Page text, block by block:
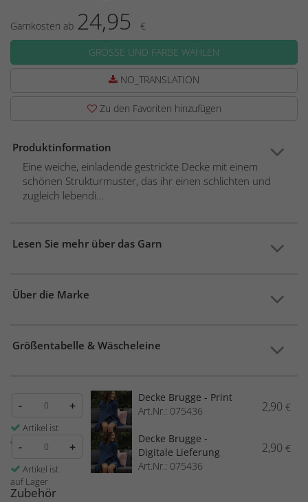
Garnkosten ab 24,95
€
GRÖSSE UND FARBE WÄHLEN
NO_TRANSLATION
Zu den Favoriten hinzufügen
Produktinformation
Eine weiche, einladende gestrickte Decke mit einem
schönen Strukturmuster, das ihr einen schlichten und
zugleich lebendi...
Lesen Sie mehr über das Garn
Über die Marke
Größentabelle & Wäscheleine
- +
Artikel ist
auf Lager
Decke Brugge - Print
Art.Nr.: 075436
2,90 €
- +
Artikel ist
auf Lager
Decke Brugge -
Digitale Lieferung
Art.Nr.: 075436
2,90 €
Zubehör